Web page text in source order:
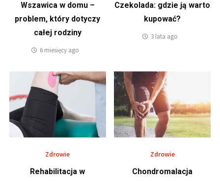
Wszawica w domu –
problem, który dotyczy
całej rodziny
6 miesięcy ago
Czekolada: gdzie ją warto
kupować?
3 lata ago
Zdrowie
Rehabilitacja w
Zdrowie
Chondromalacja